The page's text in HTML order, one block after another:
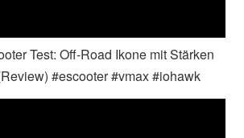
Test: Off-Road Ikone mit Stärken
#escooter #vmax #iohawk